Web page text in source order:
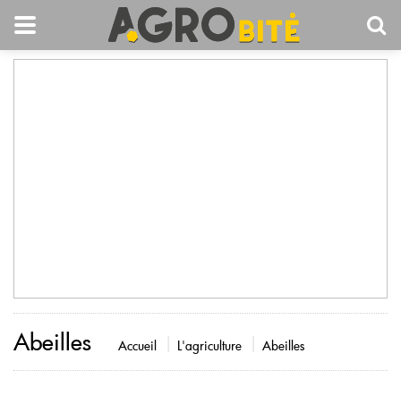
Abeilles Accueil L'agriculture Abeilles